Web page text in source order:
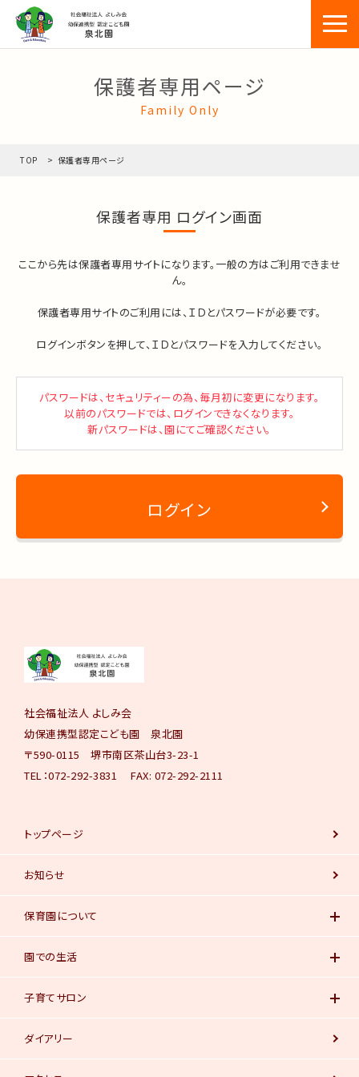
保護者専用ページ
Family Only
TOP > 保護者専用ページ
保護者専用 ログイン画面
ここから先は保護者専用サイトになります。一般の方はご利用できませ
ん。
保護者専用サイトのご利用には、ＩＤとパスワードが必要です。
ログインボタンを押して、ＩＤとパスワードを入力してください。
パスワードは、セキュリティーの為、毎月初に変更になります。
以前のパスワードでは、ログインできなくなります。
新パスワードは、園にてご確認ください。
ログイン
社会福祉法人 よしみ会
幼保連携型認定こども園 泉北園
〒590-0115 堺市南区茶山台3-23-1
TEL：072-292-3831 FAX: 072-292-2111
トップページ
お知らせ
保育園について
園での生活
子育てサロン
ダイアリー